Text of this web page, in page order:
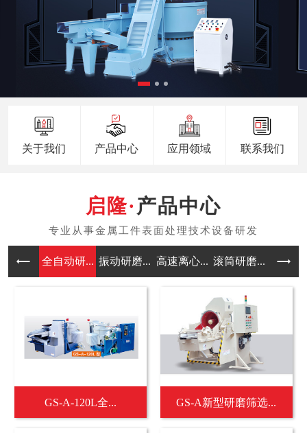
关于我们 产品中心 应用领域 联系我们
产品中心
全自动研... 振动研磨... 高速离心... 滚筒研磨... 涡流
GS-A-120L全... GS-A新型研磨筛选...